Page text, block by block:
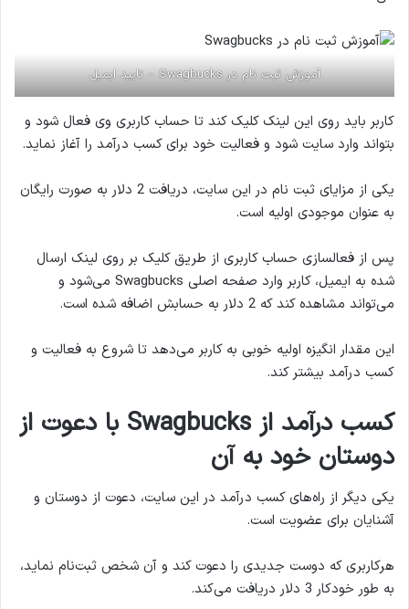
آموزش ثبت نام در Swagbucks – تایید ایمیل
کاربر باید روی این لینک کلیک کند تا حساب کاربری وی فعال شود و
بتواند وارد سایت شود و فعالیت خود برای کسب درآمد را آغاز نماید.
یکی از مزایای ثبت نام در این سایت، دریافت 2 دلار به صورت رایگان
به عنوان موجودی اولیه است.
پس از فعالسازی حساب کاربری از طریق کلیک بر روی لینک ارسال
شده به ایمیل، کاربر وارد صفحه اصلی Swagbucks می‌شود و
می‌تواند مشاهده کند که 2 دلار به حسابش اضافه شده است.
این مقدار انگیزه اولیه خوبی به کاربر می‌دهد تا شروع به فعالیت و
کسب درآمد بیشتر کند.
کسب درآمد از Swagbucks با دعوت از
دوستان خود به آن
یکی دیگر از راه‌های کسب درآمد در این سایت، دعوت از دوستان و
آشنایان برای عضویت است.
هرکاربری که دوست جدیدی را دعوت کند و آن شخص ثبت‌نام نماید،
به طور خودکار 3 دلار دریافت می‌کند.